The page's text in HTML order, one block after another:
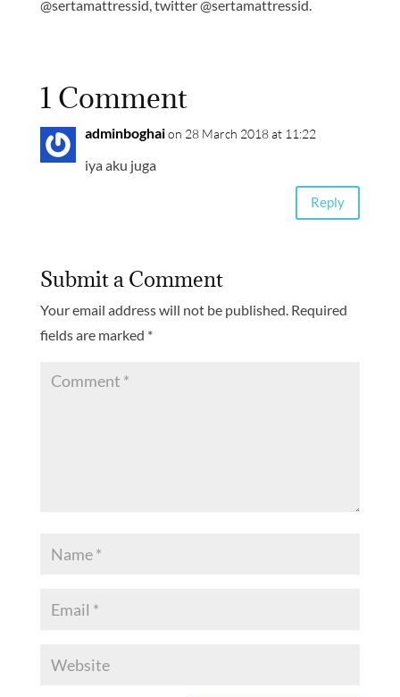
@sertamattressid, twitter @sertamattressid.
1 Comment
adminboghaion 28 March 2018 at 11:22
iya aku juga
Reply
Submit a Comment
Your email address will not be published. Required
fields are marked *